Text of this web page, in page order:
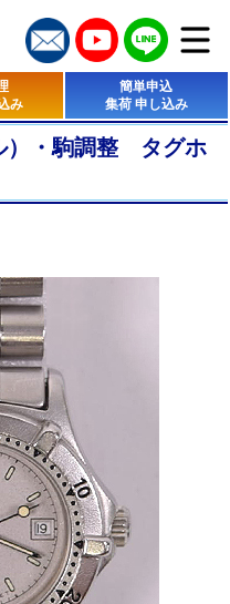
み
簡単申込
集荷 申し込み
）・駒調整 タグホ